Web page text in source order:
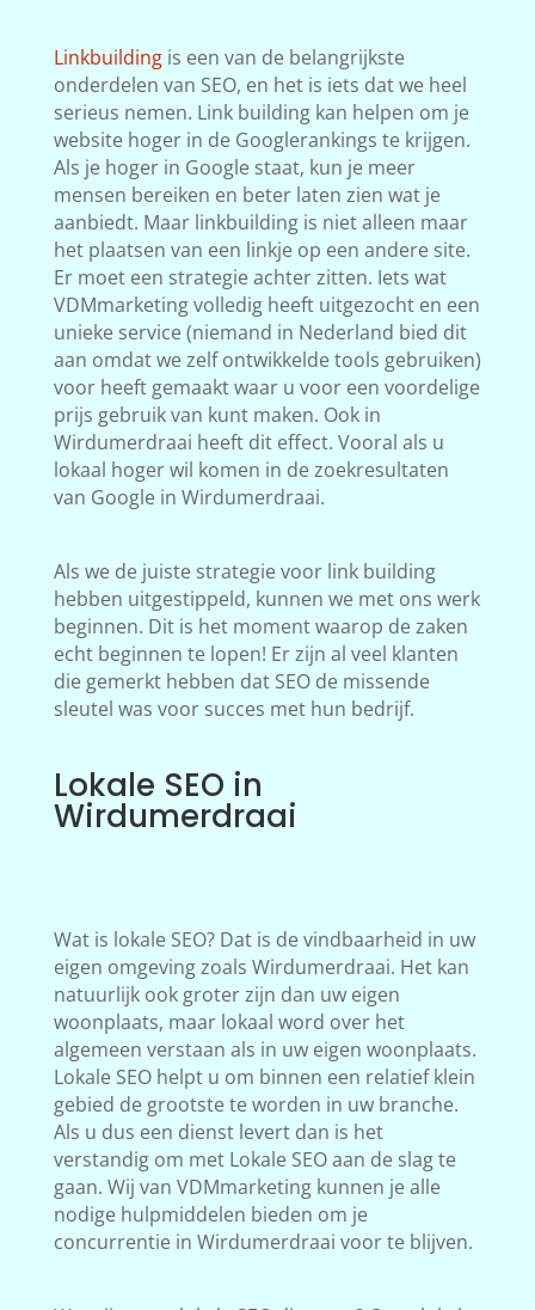
Linkbuildingis een van de belangrijkste
onderdelen van SEO, en het is iets dat we heel
serieus nemen. Link building kan helpen om je
website hoger in de Googlerankings te krijgen.
Als je hoger in Google staat, kun je meer
mensen bereiken en beter laten zien wat je
aanbiedt. Maar linkbuilding is niet alleen maar
het plaatsen van een linkje op een andere site.
Er moet een strategie achter zitten. Iets wat
VDMmarketing volledig heeft uitgezocht en een
unieke service (niemand in Nederland bied dit
aan omdat we zelf ontwikkelde tools gebruiken)
voor heeft gemaakt waar u voor een voordelige
prijs gebruik van kunt maken. Ook in
Wirdumerdraai heeft dit effect. Vooral als u
lokaal hoger wil komen in de zoekresultaten
van Google in Wirdumerdraai.
Als we de juiste strategie voor link building
hebben uitgestippeld, kunnen we met ons werk
beginnen. Dit is het moment waarop de zaken
echt beginnen te lopen! Er zijn al veel klanten
die gemerkt hebben dat SEO de missende
sleutel was voor succes met hun bedrijf.
Lokale SEO in
Wirdumerdraai
Wat is lokale SEO? Dat is de vindbaarheid in uw
eigen omgeving zoals Wirdumerdraai. Het kan
natuurlijk ook groter zijn dan uw eigen
woonplaats, maar lokaal word over het
algemeen verstaan als in uw eigen woonplaats.
Lokale SEO helpt u om binnen een relatief klein
gebied de grootste te worden in uw branche.
Als u dus een dienst levert dan is het
verstandig om met Lokale SEO aan de slag te
gaan. Wij van VDMmarketing kunnen je alle
nodige hulpmiddelen bieden om je
concurrentie in Wirdumerdraai voor te blijven.